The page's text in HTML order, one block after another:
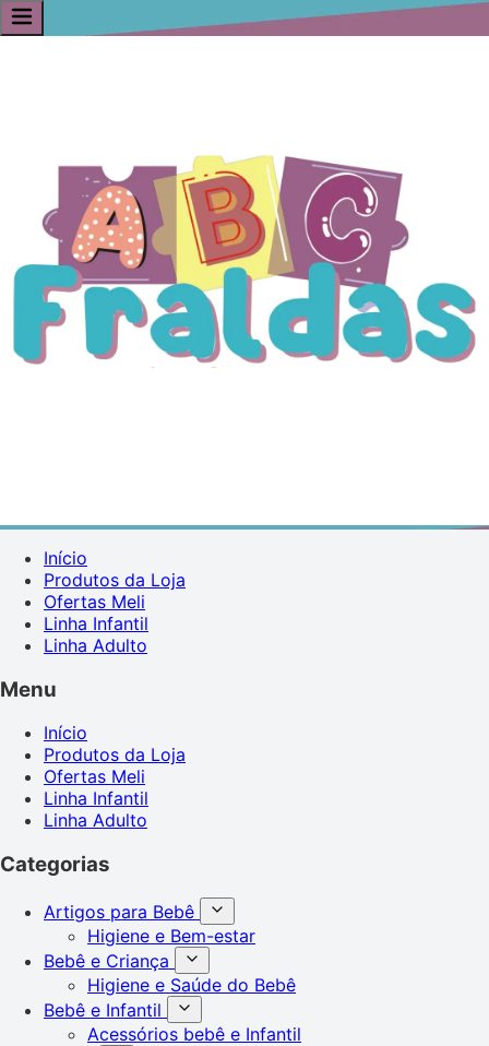
Início
Produtos da Loja
Ofertas Meli
Linha Infantil
Linha Adulto
Menu
Início
Produtos da Loja
Ofertas Meli
Linha Infantil
Linha Adulto
Categorias
Artigos para Bebê
Higiene e Bem-estar
Bebê e Criança
Higiene e Saúde do Bebê
Bebê e Infantil
Acessórios bebê e Infantil